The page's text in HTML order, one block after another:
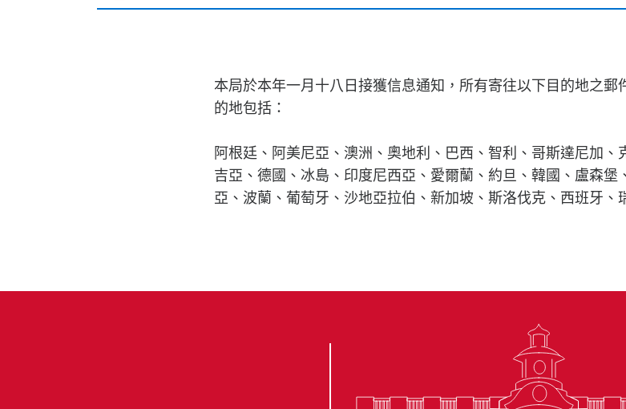
本局於本年一月十八日接獲信息通知，所有寄往以下目的地之郵
的地包括：
阿根廷、阿美尼亞、澳洲、奧地利、巴西、智利、哥斯達尼加
吉亞、德國、冰島、印度尼西亞、愛爾蘭、約旦、韓國、盧森堡
亞、波蘭、葡萄牙、沙地亞拉伯、新加坡、斯洛伐克、西班牙、